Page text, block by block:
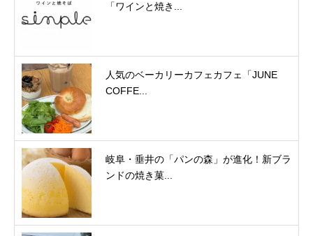
「ワインと焼き...
人気のベーカリーカフェカフェ「JUNE
COFFE...
岐阜・垂井の「パンの森」が進化！新ブラ
ンドの焼き菓...